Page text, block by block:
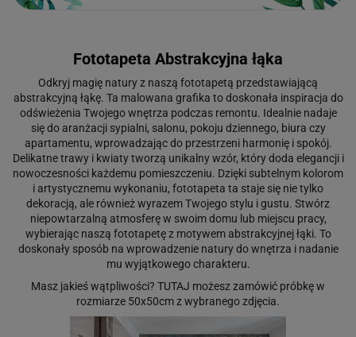
Fototapeta Abstrakcyjna łąka
Odkryj magię natury z naszą fototapetą przedstawiającą
abstrakcyjną łąkę. Ta malowana grafika to doskonała inspiracja do
odświeżenia Twojego wnętrza podczas remontu. Idealnie nadaje
się do aranżacji sypialni, salonu, pokoju dziennego, biura czy
apartamentu, wprowadzając do przestrzeni harmonię i spokój.
Delikatne trawy i kwiaty tworzą unikalny wzór, który doda elegancji i
nowoczesności każdemu pomieszczeniu. Dzięki subtelnym kolorom
i artystycznemu wykonaniu, fototapeta ta staje się nie tylko
dekoracją, ale również wyrazem Twojego stylu i gustu. Stwórz
niepowtarzalną atmosferę w swoim domu lub miejscu pracy,
wybierając naszą fototapetę z motywem abstrakcyjnej łąki. To
doskonały sposób na wprowadzenie natury do wnętrza i nadanie
mu wyjątkowego charakteru.
Masz jakieś wątpliwości? TUTAJ możesz zamówić próbkę w
rozmiarze 50x50cm z wybranego zdjęcia.